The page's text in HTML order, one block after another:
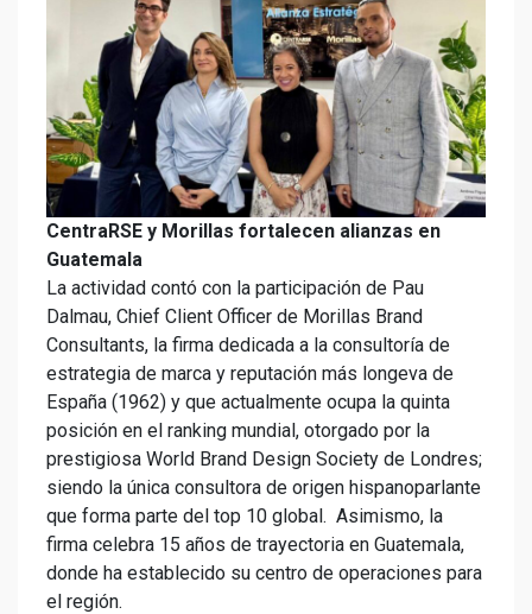
CentraRSE y Morillas fortalecen alianzas en
Guatemala
La actividad contó con la participación de Pau
Dalmau, Chief Client Officer de Morillas Brand
Consultants, la firma dedicada a la consultoría de
estrategia de marca y reputación más longeva de
España (1962) y que actualmente ocupa la quinta
posición en el ranking mundial, otorgado por la
prestigiosa World Brand Design Society de Londres;
siendo la única consultora de origen hispanoparlante
que forma parte del top 10 global. Asimismo, la
firma celebra 15 años de trayectoria en Guatemala,
donde ha establecido su centro de operaciones para
el región.